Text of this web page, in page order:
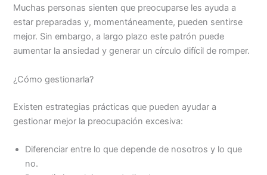
Muchas personas sienten que preocuparse les ayuda a
estar preparadas y, momentáneamente, pueden sentirse
mejor. Sin embargo, a largo plazo este patrón puede
aumentar la ansiedad y generar un círculo difícil de romper.
¿Cómo gestionarla?
Existen estrategias prácticas que pueden ayudar a
gestionar mejor la preocupación excesiva:
Diferenciar entre lo que depende de nosotros y lo que
no.